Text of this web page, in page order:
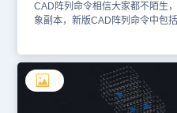
CAD阵列命令相信大家都不陌生
象副本，新版CAD阵列命令中包
环形阵列应用教学： 启动浩辰
键：AR，点击回车键，根据提示
击回车键，根据提示选择阵列类
图所示： 指定环形阵列的中心便